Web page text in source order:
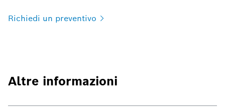
Richiedi un preventivo
Altre informazioni